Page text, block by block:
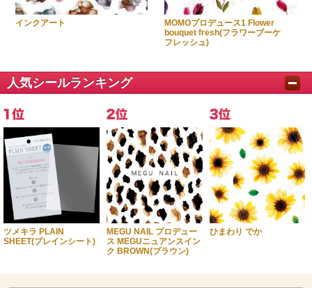
インクアート
MOMOプロデュース1 Flower
bouquet fresh(フラワーブーケ
フレッシュ)
人気シールランキング
ツメキラ PLAIN
SHEET(プレインシート)
MEGU NAIL プロデュー
ス MEGUニュアンスイン
ク BROWN(ブラウン)
ひまわり でか